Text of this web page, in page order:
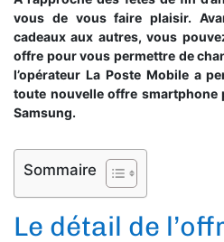
vous de vous faire plaisir.
cadeaux aux autres, vous
offre pour vous permettre de
l’opérateur La Poste Mobile a
toute nouvelle offre smartphone
Samsung.
Sommaire
Le détail de